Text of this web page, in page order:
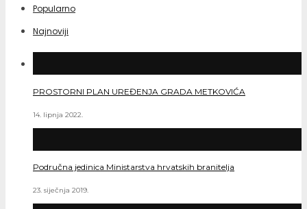
Popularno
Najnoviji
PROSTORNI PLAN UREĐENJA GRADA METKOVIĆA
14. lipnja 2022.
Područna jedinica Ministarstva hrvatskih branitelja
23. siječnja 2019.